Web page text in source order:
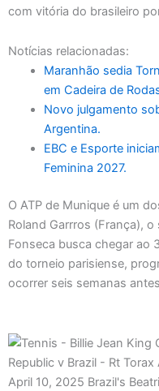
com vitória do brasileiro
Notícias relacionadas:
Maranhão sedia
em Cadeira de
Novo julgamento
Argentina.
EBC e Esporte
Feminina 2027.
O ATP de Munique é um
Roland Garrros (França),
Fonseca busca chegar ao
do torneio parisiense,
ocorrer seis semanas